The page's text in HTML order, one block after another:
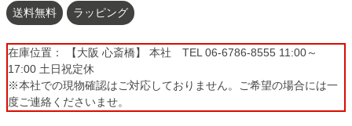
送料無料 ラッピング
在庫位置： 【大阪 心斎橋】 本社 TEL 06-6786-8555 11:00～
17:00 土日祝定休
※本社での現物確認はご対応しておりません。ご希望の場合には一
度ご連絡くださいませ。